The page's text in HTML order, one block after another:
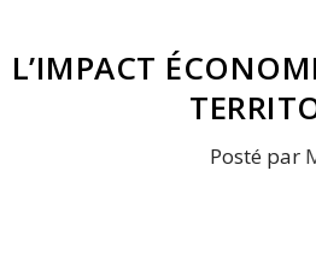
L’IMPACT
Posté par